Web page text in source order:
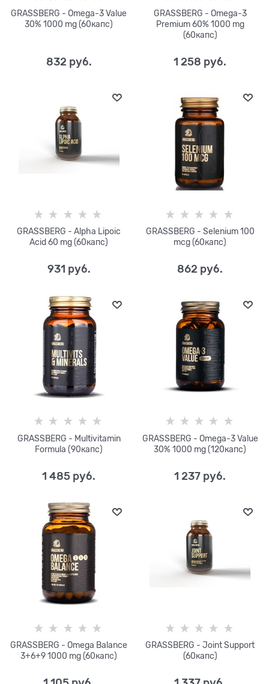
GRASSBERG - Omega-3 Value
30% 1000 mg (60капс)
832 руб.
GRASSBERG - Omega-3
Premium 60% 1000 mg
(60капс)
1 258 руб.
GRASSBERG - Alpha Lipoic
Acid 60 mg (60капс)
931 руб.
GRASSBERG - Selenium 100
mcg (60капс)
862 руб.
GRASSBERG - Multivitamin
Formula (90капс)
1 485 руб.
GRASSBERG - Omega-3 Value
30% 1000 mg (120капс)
1 237 руб.
GRASSBERG - Omega Balance
3+6+9 1000 mg (60капс)
GRASSBERG - Joint Support
(60капс)